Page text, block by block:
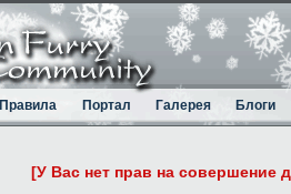
Правила Портал Галерея Блоги
[У Вас нет прав на совершение